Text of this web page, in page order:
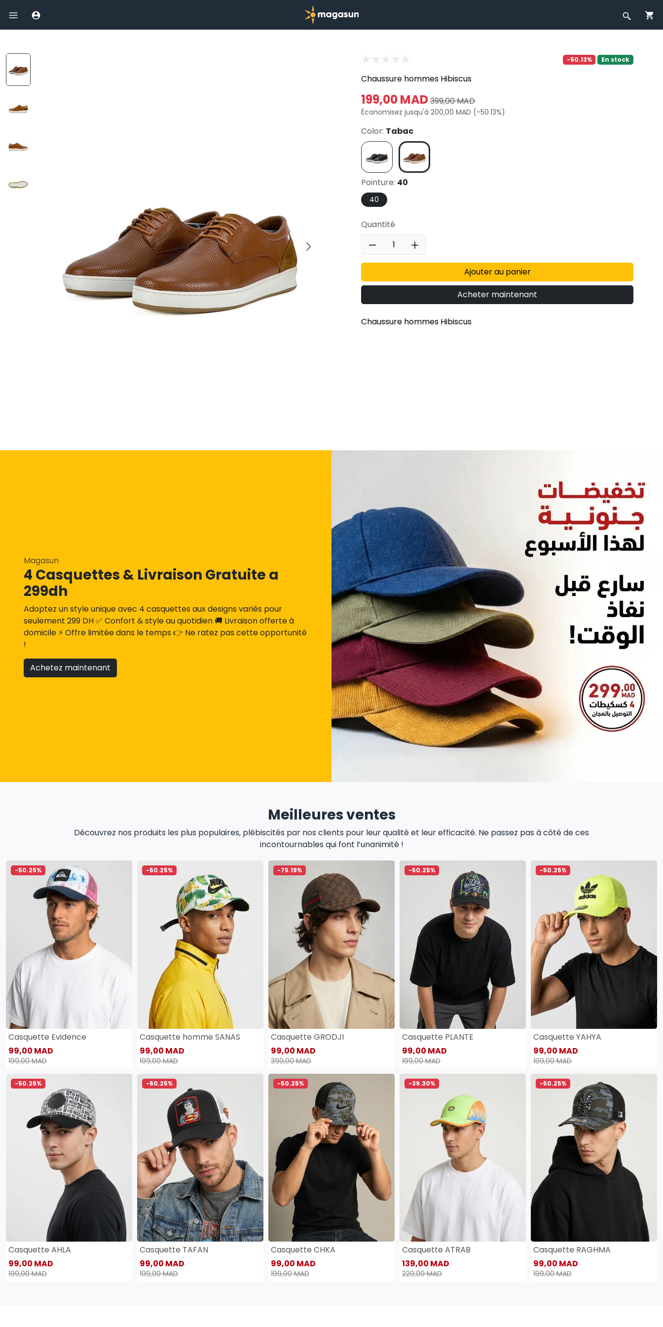
-50.13% En stock
Chaussure hommes Hibiscus
199,00 MAD399,00 MAD
Économisez jusqu'à 200,00 MAD (-50.13%)
Color: Tabac
Pointure: 40
40
Quantité
Ajouter au panier
Acheter maintenant
Chaussure hommes Hibiscus
Magasun
4 Casquettes & Livraison Gratuite a
299dh
Adoptez un style unique avec 4 casquettes aux designs variés pour
seulement 299 DH ✅ Confort & style au quotidien 🚚 Livraison offerte à
domicile ⚡ Offre limitée dans le temps 👉 Ne ratez pas cette opportunité
!
Achetez maintenant
Meilleures ventes
Découvrez nos produits les plus populaires, plébiscités par nos clients pour leur qualité et leur efficacité. Ne passez pas à côté de ces
incontournables qui font l’unanimité !
-50.25%
Casquette Evidence
99,00 MAD
199,00 MAD
-50.25%
Casquette homme SANAS
99,00 MAD
199,00 MAD
-75.19%
Casquette GRODJI
99,00 MAD
399,00 MAD
-50.25%
Casquette PLANTE
99,00 MAD
199,00 MAD
-50.25%
Casquette YAHYA
99,00 MAD
199,00 MAD
-50.25%
Casquette AHLA
99,00 MAD
199,00 MAD
-50.25%
Casquette TAFAN
99,00 MAD
199,00 MAD
-50.25%
Casquette CHKA
99,00 MAD
199,00 MAD
-39.30%
Casquette ATRAB
139,00 MAD
229,00 MAD
-50.25%
Casquette RAGHMA
99,00 MAD
199,00 MAD